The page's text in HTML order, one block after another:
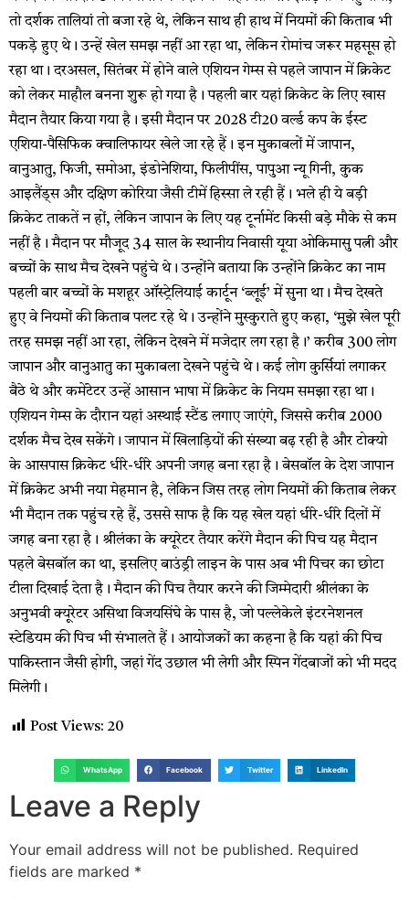
तो दर्शक तालियां तो बजा रहे थे, लेकिन साथ ही हाथ में नियमों की किताब भी
पकड़े हुए थे। उन्हें खेल समझ नहीं आ रहा था, लेकिन रोमांच जरूर महसूस हो
रहा था। दरअसल, सितंबर में होने वाले एशियन गेम्स से पहले जापान में क्रिकेट
को लेकर माहौल बनना शुरू हो गया है। पहली बार यहां क्रिकेट के लिए खास
मैदान तैयार किया गया है। इसी मैदान पर 2028 टी20 वर्ल्ड कप के ईस्ट
एशिया-पैसिफिक क्वालिफायर खेले जा रहे हैं। इन मुकाबलों में जापान,
वानुआतु, फिजी, समोआ, इंडोनेशिया, फिलीपींस, पापुआ न्यू गिनी, कुक
आइलैंड्स और दक्षिण कोरिया जैसी टीमें हिस्सा ले रही हैं। भले ही ये बड़ी
क्रिकेट ताकतें न हों, लेकिन जापान के लिए यह टूर्नामेंट किसी बड़े मौके से कम
नहीं है। मैदान पर मौजूद 34 साल के स्थानीय निवासी यूया ओकिमासु पत्नी और
बच्चों के साथ मैच देखने पहुंचे थे। उन्होंने बताया कि उन्होंने क्रिकेट का नाम
पहली बार बच्चों के मशहूर ऑस्ट्रेलियाई कार्टून ‘ब्लूई’ में सुना था। मैच देखते
हुए वे नियमों की किताब पलट रहे थे। उन्होंने मुस्कुराते हुए कहा, ‘मुझे खेल पूरी
तरह समझ नहीं आ रहा, लेकिन देखने में मजेदार लग रहा है।’ करीब 300 लोग
जापान और वानुआतु का मुकाबला देखने पहुंचे थे। कई लोग कुर्सियां लगाकर
बैठे थे और कमेंटेटर उन्हें आसान भाषा में क्रिकेट के नियम समझा रहा था।
एशियन गेम्स के दौरान यहां अस्थाई स्टैंड लगाए जाएंगे, जिससे करीब 2000
दर्शक मैच देख सकेंगे। जापान में खिलाड़ियों की संख्या बढ़ रही है और टोक्यो
के आसपास क्रिकेट धीरे-धीरे अपनी जगह बना रहा है। बेसबॉल के देश जापान
में क्रिकेट अभी नया मेहमान है, लेकिन जिस तरह लोग नियमों की किताब लेकर
भी मैदान तक पहुंच रहे हैं, उससे साफ है कि यह खेल यहां धीरे-धीरे दिलों में
जगह बना रहा है। श्रीलंका के क्यूरेटर तैयार करेंगे मैदान की पिच यह मैदान
पहले बेसबॉल का था, इसलिए बाउंड्री लाइन के पास अब भी पिचर का छोटा
टीला दिखाई देता है। मैदान की पिच तैयार करने की जिम्मेदारी श्रीलंका के
अनुभवी क्यूरेटर असिथा विजयसिंघे के पास है, जो पल्लेकेले इंटरनेशनल
स्टेडियम की पिच भी संभालते हैं। आयोजकों का कहना है कि यहां की पिच
पाकिस्तान जैसी होगी, जहां गेंद उछाल भी लेगी और स्पिन गेंदबाजों को भी मदद
मिलेगी।
Post Views: 20
WhatsApp Facebook Twitter LinkedIn
Leave a Reply
Your email address will not be published. Required
fields are marked *